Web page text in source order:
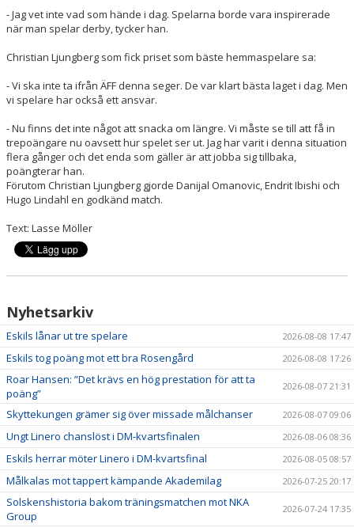
- Jag vet inte vad som hände i dag. Spelarna borde vara inspirerade
när man spelar derby, tycker han.
Christian Ljungberg som fick priset som bäste hemmaspelare sa:
- Vi ska inte ta ifrån ÄFF denna seger. De var klart bästa laget i dag. Men
vi spelare har också ett ansvar.
- Nu finns det inte något att snacka om längre. Vi måste se till att få in
trepoängare nu oavsett hur spelet ser ut. Jag har varit i denna situation
flera gånger och det enda som gäller är att jobba sig tillbaka,
poängterar han.
Förutom Christian Ljungberg gjorde Danijal Omanovic, Endrit Ibishi och
Hugo Lindahl en godkänd match.
Text: Lasse Möller
Nyhetsarkiv
Eskils lånar ut tre spelare 2026-08-08 17:47
Eskils tog poäng mot ett bra Rosengård 2026-08-08 17:26
Roar Hansen: ”Det krävs en hög prestation för att ta
poäng”
2026-08-07 21:31
Skyttekungen grämer sig över missade målchanser 2026-08-07 09:06
Ungt Linero chanslöst i DM-kvartsfinalen 2026-08-06 08:36
Eskils herrar möter Linero i DM-kvartsfinal 2026-08-05 08:57
Målkalas mot tappert kämpande Akademilag 2026-07-25 20:17
Solskenshistoria bakom träningsmatchen mot NKA
Group
2026-07-24 17:35